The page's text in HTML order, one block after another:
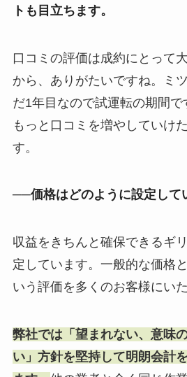
トも目立ちます。
口コミの評価は成約にとって
から、ありがたいですね。ミ
だ1年目なので試運転の期間で
もっと口コミを増やしていけ
す。
──価格はどのように設定して
収益をきちんと確保できるギ
定しています。一般的な価格
いう評価を多くのお客様にい
弊社では「望まれない、意味
い」方針を堅持して明朗会計